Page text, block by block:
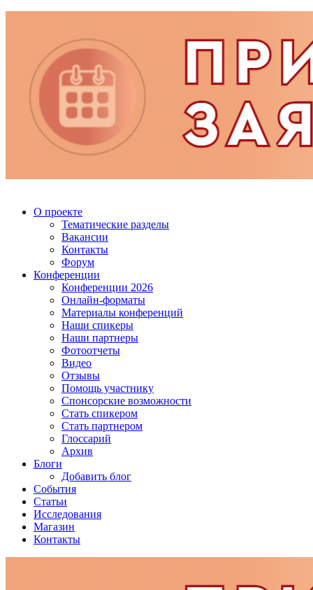
О проекте
Тематические разделы
Вакансии
Контакты
Форум
Конференции
Конференции 2026
Онлайн-форматы
Материалы конференций
Наши спикеры
Наши партнеры
Фотоотчеты
Видео
Отзывы
Помощь участнику
Спонсорские возможности
Стать спикером
Стать партнером
Глоссарий
Архив
Блоги
Добавить блог
События
Статьи
Исследования
Магазин
Контакты